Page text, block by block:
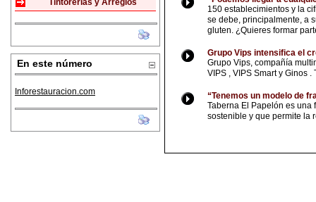
Tintorerías y Arreglos
En este número
Inforestauracion.com
150 establecimientos y la
se debe, principalmente, a
gluten. ¿Quieres formar
Grupo Vips intensifica el
Grupo Vips, compañía
VIPS , VIPS Smart y Ginos
“Tenemos un modelo de
Taberna El Papelón es
sostenible y que permite la